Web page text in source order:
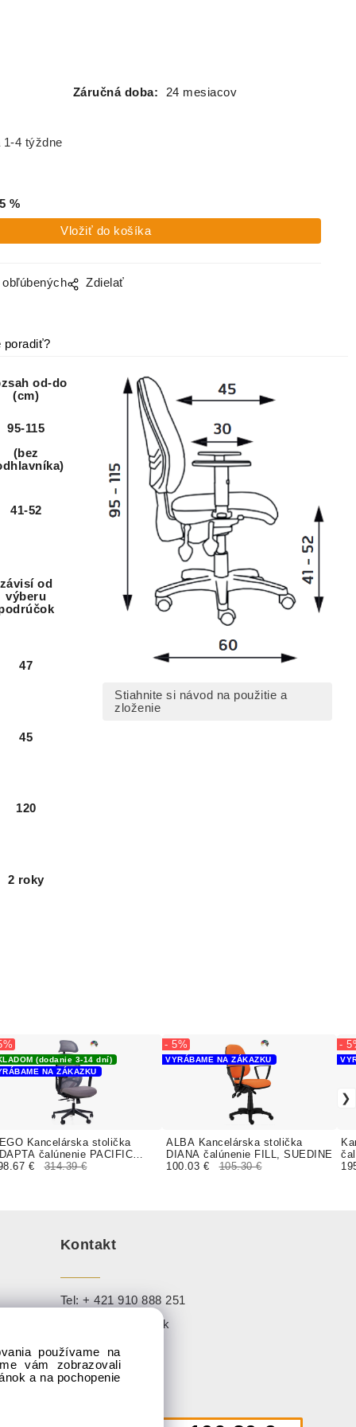
Záručná doba:
24 mesiacov
4 týždne
5 %
Zdielať
poradiť?
od-do
(cm)
95-115
(bez
41-52
závisí od
výberu
47
45
120
2 roky
Stiahnite si návod na použitie a
zloženie
Kancelárska stolička
čalúnenie PACIFIC
(dodanie 3-14 dní)
NA ZÁKAZKU
€ 314.39 €
ALBA Kancelárska stolička
DIANA čalúnenie FILL, SUEDINE
VYRÁBAME NA ZÁKAZKU
- 5%
100.03 € 105.30 €
-
Kontakt
Tel:+ 421 910 888 251
info@sadaj.sk
používame na
vám zobrazovali
a na pochopenie